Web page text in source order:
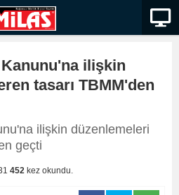
ilişkin
tasarı TBMM'den
ilişkin düzenlemeleri
geçti
452 kez okundu.